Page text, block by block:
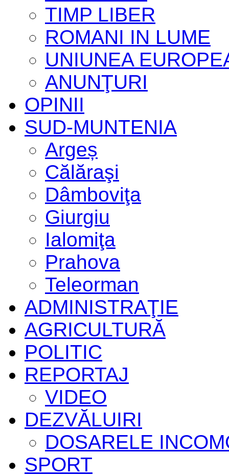
TIMP LIBER
ROMANI IN LUME
UNIUNEA
ANUNŢURI
OPINII
SUD-MUNTENIA
Argeș
Călăraşi
Dâmboviţa
Giurgiu
Ialomiţa
Prahova
Teleorman
ADMINISTRAŢIE
AGRICULTURĂ
POLITIC
REPORTAJ
VIDEO
DEZVĂLUIRI
DOSARELE
SPORT